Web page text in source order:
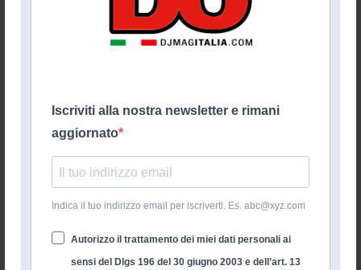
Iscriviti alla nostra newsletter e rimani
aggiornato
Indica il tuo indirizzo email per iscriverti. Es. abc@xyz.com
Autorizzo il trattamento dei miei dati personali ai
sensi del Dlgs 196 del 30 giugno 2003 e dell’art. 13